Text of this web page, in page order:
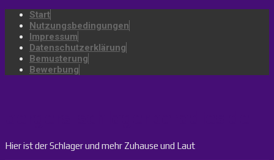
Start
Nutzungsbedingungen
Impressum
Datenschutzerklärung
Bemusterung
Bewerbung
Hier ist der Schlager und mehr Zuhause und Laut